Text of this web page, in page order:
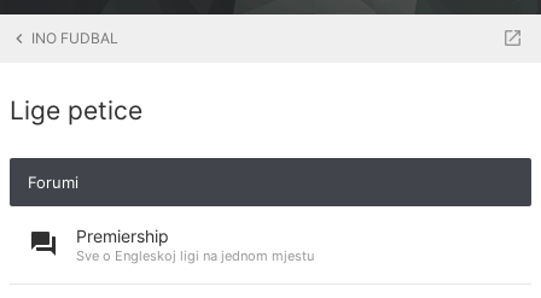
INO FUDBAL
Lige petice
Forumi
Premiership
Sve o Engleskoj ligi na jednom mjestu